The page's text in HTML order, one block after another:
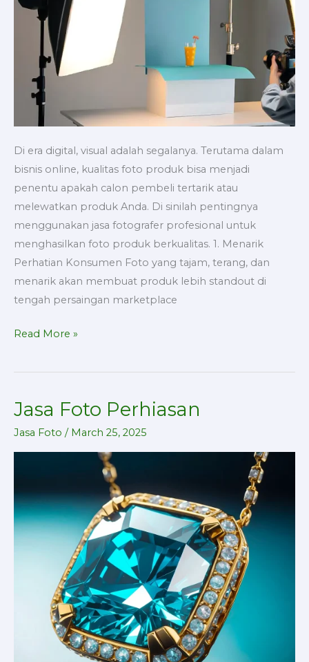
Di era digital, visual adalah segalanya. Terutama dalam
bisnis online, kualitas foto produk bisa menjadi
penentu apakah calon pembeli tertarik atau
melewatkan produk Anda. Di sinilah pentingnya
menggunakan jasa fotografer profesional untuk
menghasilkan foto produk berkualitas. 1. Menarik
Perhatian Konsumen Foto yang tajam, terang, dan
menarik akan membuat produk lebih standout di
tengah persaingan marketplace
Read More »
Jasa Foto Perhiasan
Jasa Foto / March 25, 2025
Jasa